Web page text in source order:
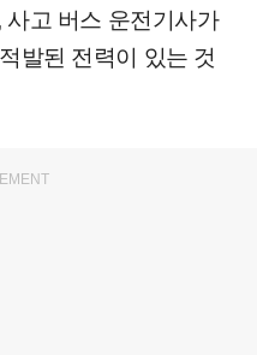
고 버스 운전기사가
발된 전력이 있는 것